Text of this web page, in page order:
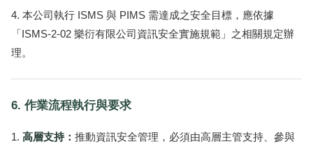
本公司執行 ISMS 與 PIMS 需達成之安全目標，應依據
「ISMS-2-02 樂衍有限公司資訊安全實施規範」之相關規定辦
理。
6. 作業流程執行與要求
高層支持： 推動資訊安全管理，必須由高層主管支持、參與